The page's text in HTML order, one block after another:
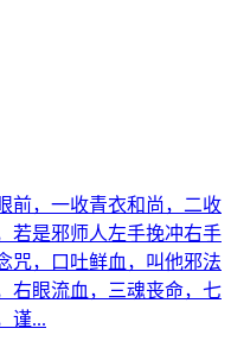
前，一收青衣和尚，二收
若是邪师人左手挽冲右手
咒，口吐鲜血，叫他邪法
右眼流血，三魂丧命，七
谨...